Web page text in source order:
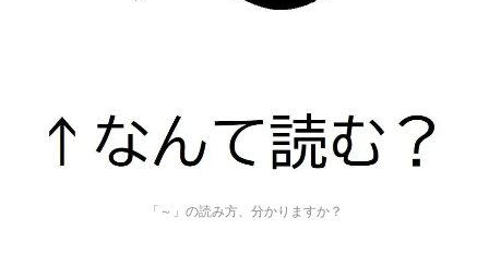
「～」の読み方、分かりますか？